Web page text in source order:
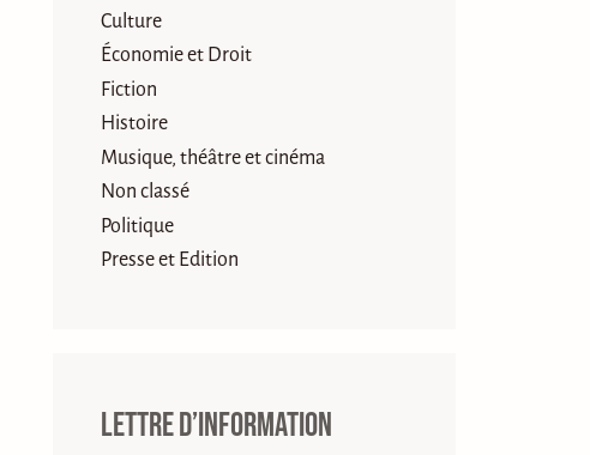
Culture
Économie et Droit
Fiction
Histoire
Musique, théâtre et cinéma
Non classé
Politique
Presse et Edition
Lettre d’information